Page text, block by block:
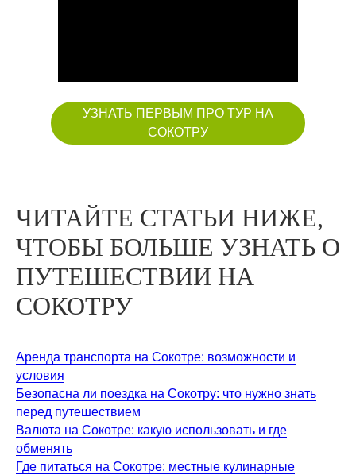
УЗНАТЬ ПЕРВЫМ ПРО ТУР НА
СОКОТРУ
ЧИТАЙТЕ СТАТЬИ НИЖЕ,
ЧТОБЫ БОЛЬШЕ УЗНАТЬ О
ПУТЕШЕСТВИИ НА
СОКОТРУ
Аренда транспорта на Сокотре: возможности и
условия
Безопасна ли поездка на Сокотру: что нужно знать
перед путешествием
Валюта на Сокотре: какую использовать и где
обменять
Где питаться на Сокотре: местные кулинарные